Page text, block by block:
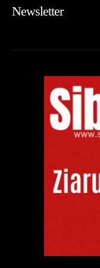
Newsletter